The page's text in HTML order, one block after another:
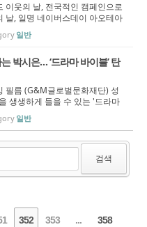
이웃의 날, 전국적인 캠페인으로
날, 일명 네이버스데이 아오테아
는 라이프와이즈(Lifewi
(Takapuna Methodist Church)
일반
박시은… ‘드라마 바이블’ 탄
필름 (G&M글로벌문화재단) 성
생생하게 들을 수 있는 '드라마
기부터 요한계시록까지 모든 성
제작한 이 '드라마 바이블'은
일반
검색
352 353 ... 358